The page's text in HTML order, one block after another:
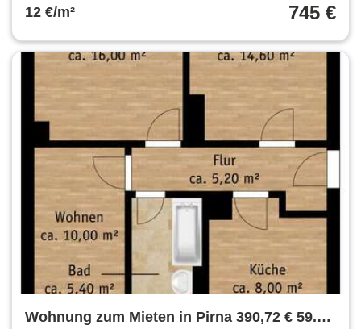
12 €/m² 745 €
Wohnung zum Mieten in Pirna 390,72 € 59.2